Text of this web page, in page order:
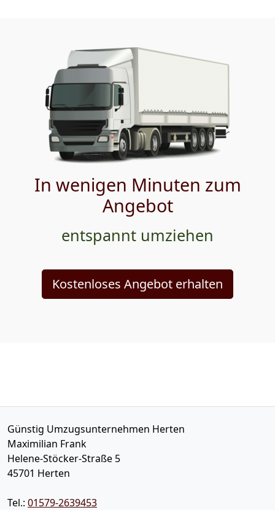
In wenigen Minuten zum
Angebot
entspannt umziehen
Kostenloses Angebot erhalten
Günstig Umzugsunternehmen Herten
Maximilian Frank
Helene-Stöcker-Straße 5
45701 Herten
Tel.: 01579-2639453